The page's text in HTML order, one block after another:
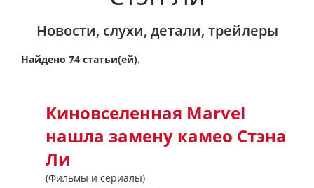
Новости, слухи, детали, трейлеры
Найдено 74 статьи(ей).
Киновселенная Marvel
нашла замену камео Стэна
Ли
(Фильмы и сериалы)